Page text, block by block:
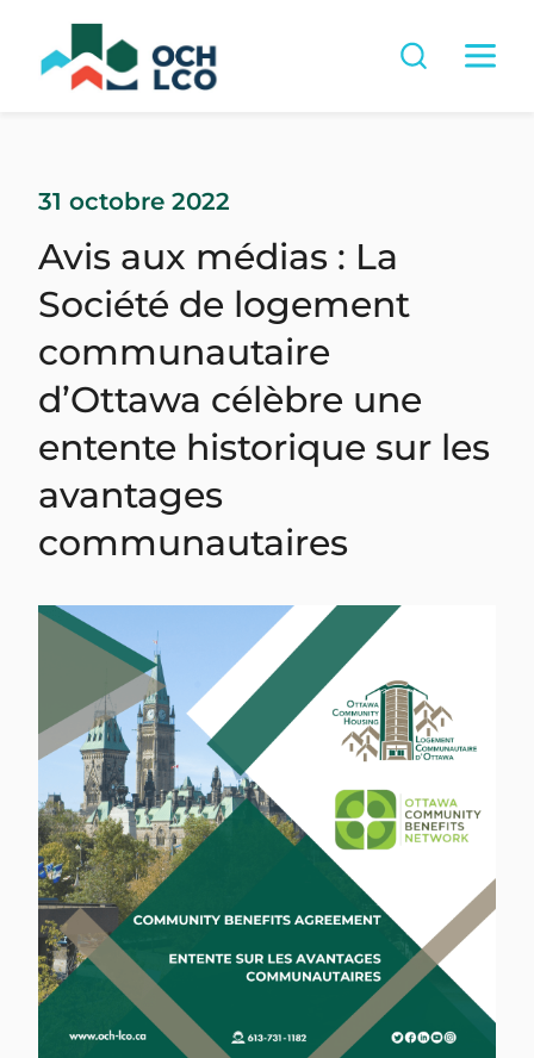
31 octobre 2022
Avis aux médias : La
Société de logement
communautaire
d’Ottawa célèbre une
entente historique sur les
avantages
communautaires